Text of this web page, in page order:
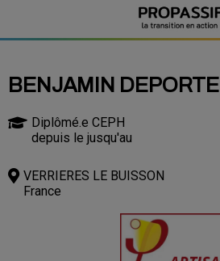
BENJAMIN DEPORTE
Diplômé.e CEPH
depuis le jusqu'au
VERRIERES LE BUISSON
France